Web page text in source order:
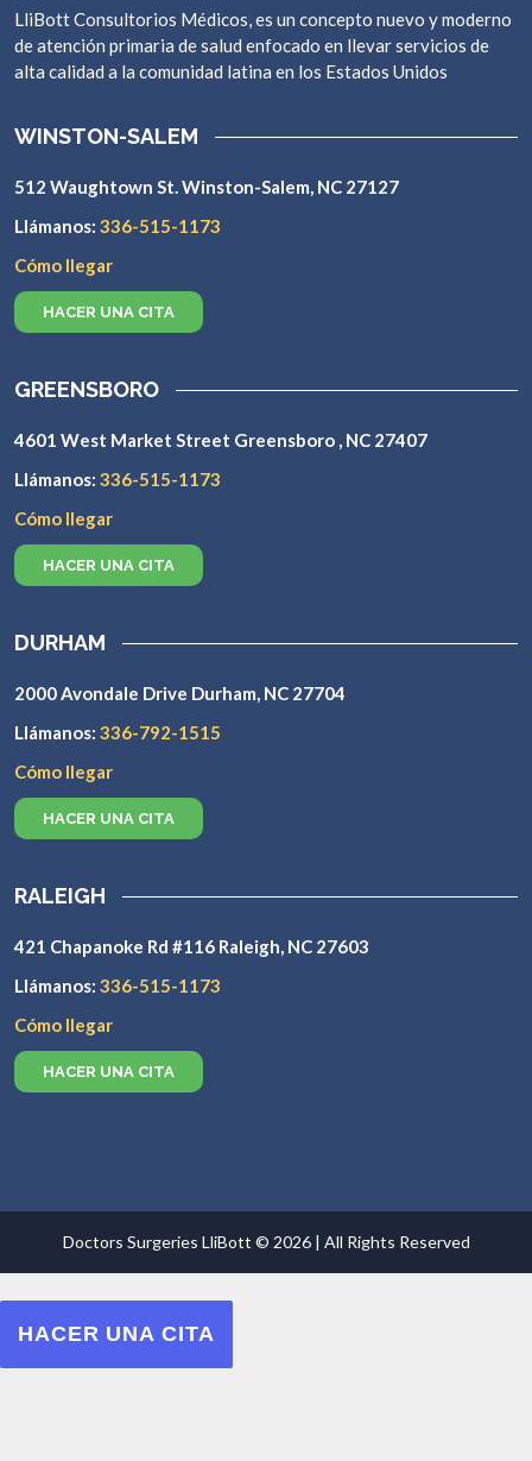
LliBott Consultorios Médicos, es un concepto nuevo y moderno
de atención primaria de salud enfocado en llevar servicios de
alta calidad a la comunidad latina en los Estados Unidos
WINSTON-SALEM
512 Waughtown St. Winston-Salem, NC 27127
Llámanos: 336-515-1173
Cómo llegar
HACER UNA CITA
GREENSBORO
4601 West Market Street Greensboro , NC 27407
Llámanos: 336-515-1173
Cómo llegar
HACER UNA CITA
DURHAM
2000 Avondale Drive Durham, NC 27704
Llámanos: 336-792-1515
Cómo llegar
HACER UNA CITA
RALEIGH
421 Chapanoke Rd #116 Raleigh, NC 27603
Llámanos: 336-515-1173
Cómo llegar
HACER UNA CITA
Doctors Surgeries LliBott © 2026 | All Rights Reserved
HACER UNA CITA